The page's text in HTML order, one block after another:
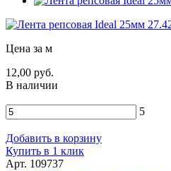
Цена за м
12,00 руб.
В наличии
5
Добавить в корзину
Купить в 1 клик
Арт. 109737